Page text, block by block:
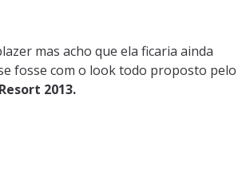
mas acho que ela ficaria ainda
fosse com o look todo proposto pelo
2013.